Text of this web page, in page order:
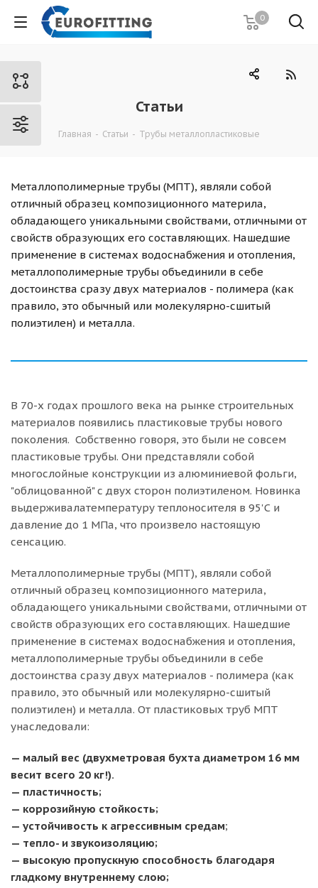
0
Статьи
Главная - Статьи - Трубы металлопластиковые
Металлополимерные трубы (МПТ), являли собой
отличный образец композиционного материла,
обладающего уникальными свойствами, отличными от
свойств образующих его составляющих. Нашедшие
применение в системах водоснабжения и отопления,
металлополимерные трубы объединили в себе
достоинства сразу двух материалов - полимера (как
правило, это обычный или молекулярно-сшитый
полиэтилен) и металла.
В 70-х годах прошлого века на рынке строительных
материалов появились пластиковые трубы нового
поколения. Собственно говоря, это были не совсем
пластиковые трубы. Они представляли собой
многослойные конструкции из алюминиевой фольги,
"облицованной" с двух сторон полиэтиленом. Новинка
выдерживалатемпературу теплоносителя в 95'С и
давление до 1 МПа, что произвело настоящую
сенсацию.
Металлополимерные трубы (МПТ), являли собой
отличный образец композиционного материла,
обладающего уникальными свойствами, отличными от
свойств образующих его составляющих. Нашедшие
применение в системах водоснабжения и отопления,
металлополимерные трубы объединили в себе
достоинства сразу двух материалов - полимера (как
правило, это обычный или молекулярно-сшитый
полиэтилен) и металла. От пластиковых труб МПТ
унаследовали:
— малый вес (двухметровая бухта диаметром 16 мм
весит всего 20 кг!).
— пластичность;
— коррозийную стойкость;
— устойчивость к агрессивным средам;
— тепло- и звукоизоляцию;
— высокую пропускную способность благодаря
гладкому внутреннему слою;